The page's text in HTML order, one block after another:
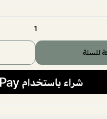
للسلة